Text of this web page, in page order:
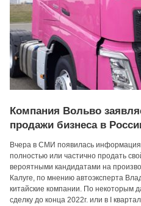
Компания Вольво
продажи бизнеса в
Вчера в СМИ появилась
полностью или частично продать
вероятными кандидатами на
Калуге, по мнению автоэксперта
китайские компании. По некоторым
сделку до конца 2022г. или в I